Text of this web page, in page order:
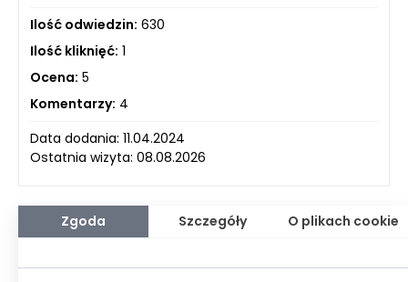
Ilość odwiedzin: 630
Ilość kliknięć: 1
Ocena: 5
Komentarzy: 4
Data dodania: 11.04.2024
Ostatnia wizyta: 08.08.2026
Zgoda Szczegóły O plikach cookie